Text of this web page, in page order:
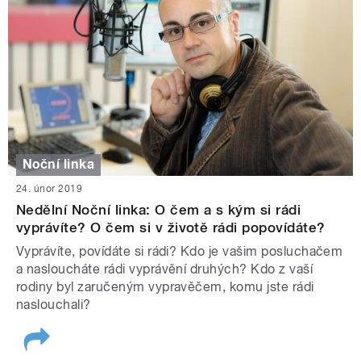
Noční linka
24. únor 2019
Nedělní Noční linka: O čem a s kým si rádi
vyprávíte? O čem si v životě rádi popovídáte?
Vyprávíte, povídáte si rádi? Kdo je vašim posluchačem
a nasloucháte rádi vyprávění druhých? Kdo z vaší
rodiny byl zaručeným vypravěčem, komu jste rádi
naslouchali?